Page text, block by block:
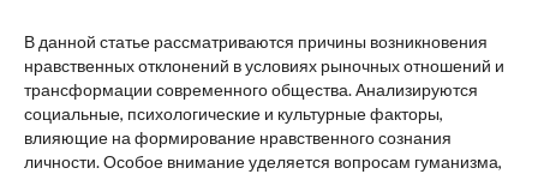
В данной статье рассматриваются причины возникновения
нравственных отклонений в условиях рыночных отношений и
трансформации современного общества. Анализируются
социальные, психологические и культурные факторы,
влияющие на формирование нравственного сознания
личности. Особое внимание уделяется вопросам гуманизма,